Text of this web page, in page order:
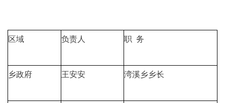
区域 负责人 职 务
乡政府 王安安 湾溪乡乡长